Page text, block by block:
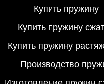
Купить пружину
Купить пружину
Купить пружину
Производство